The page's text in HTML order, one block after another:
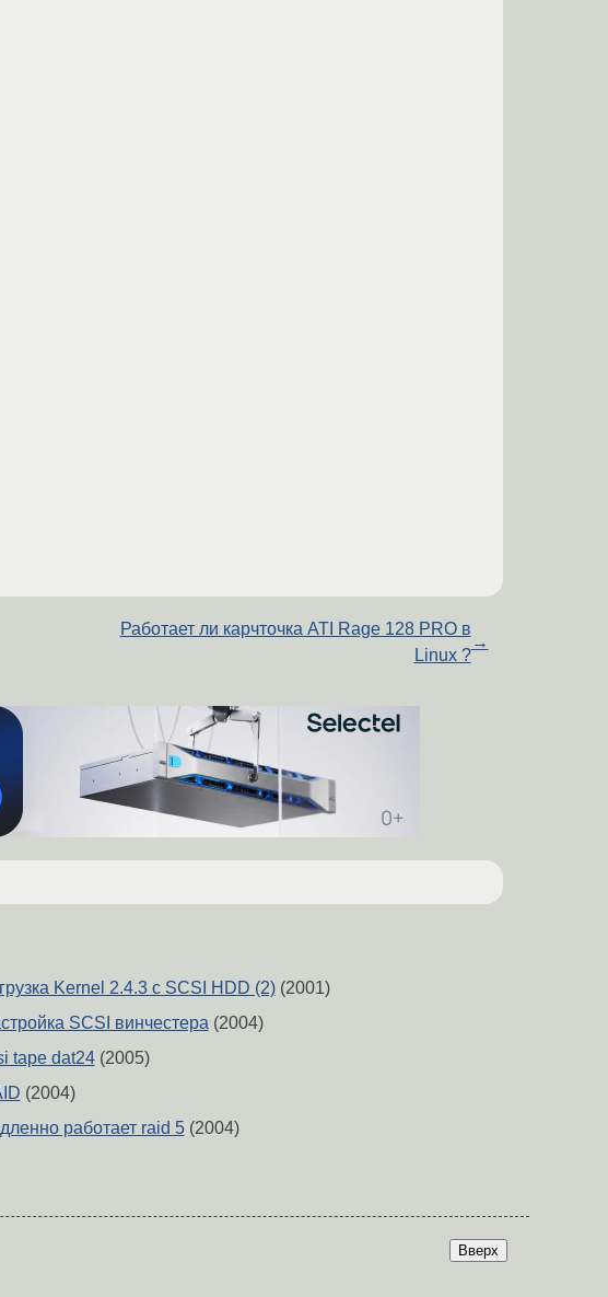
Работает ли карчточка ATI Rage 128 PRO в
Linux ?
→
Kernel 2.4.3 c SCSI HDD (2)(2001)
SCSI винчестера(2004)
tape dat24(2005)
(2004)
работает raid 5(2004)
Вверх